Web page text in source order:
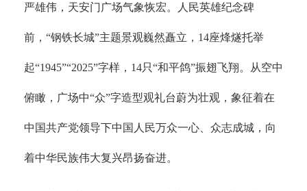
严雄伟，天安门广场气象恢宏。人民英雄纪念碑
前，“钢铁长城”主题景观巍然矗立，14座烽燧托举
起“1945”“2025”字样，14只“和平鸽”振翅飞翔。从空中
俯瞰，广场中“众”字造型观礼台蔚为壮观，象征着在
中国共产党领导下中国人民万众一心、众志成城，向
着中华民族伟大复兴昂扬奋进。